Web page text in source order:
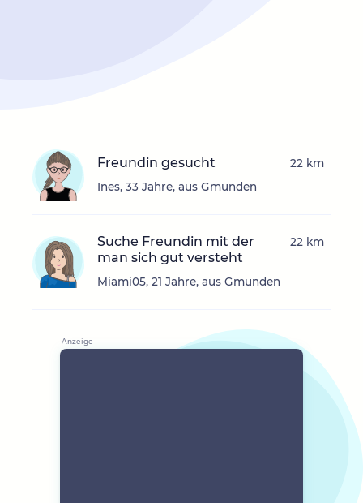
Freundin gesucht
Ines, 33 Jahre, aus Gmunden
22 km
Suche Freundin mit der
man sich gut versteht
Miami05, 21 Jahre, aus Gmunden
22 km